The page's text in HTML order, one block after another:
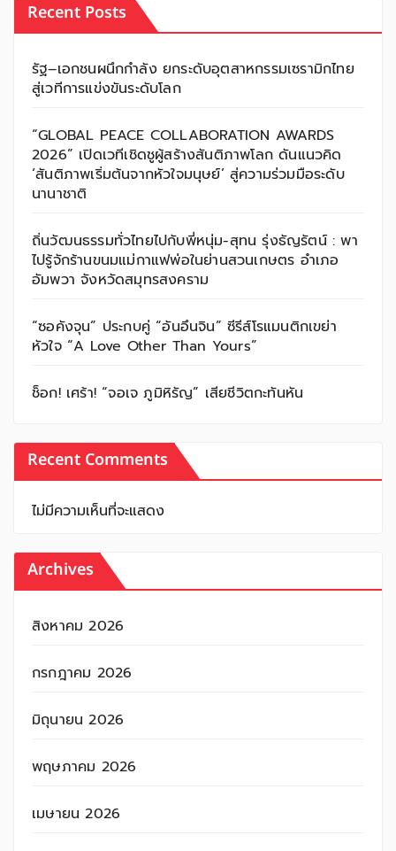
Recent Posts
รัฐ–เอกชนผนึกกำลัง ยกระดับอุตสาหกรรมเซรามิกไทย
สู่เวทีการแข่งขันระดับโลก
“GLOBAL PEACE COLLABORATION AWARDS
2026” เปิดเวทีเชิดชูผู้สร้างสันติภาพโลก ดันแนวคิด
‘สันติภาพเริ่มต้นจากหัวใจมนุษย์’ สู่ความร่วมมือระดับ
นานาชาติ
ถิ่นวัฒนธรรมทั่วไทยไปกับพี่หนุ่ม-สุทน รุ่งธัญรัตน์ : พา
ไปรู้จักร้านขนมแม่กาแฟพ่อในย่านสวนเกษตร อำเภอ
อัมพวา จังหวัดสมุทรสงคราม
“ซอคังจุน” ประกบคู่ “อันอึนจิน” ซีรีส์โรแมนติกเขย่า
หัวใจ “A Love Other Than Yours”
ช็อก! เศร้า! “จอเจ ภูมิหิรัญ” เสียชีวิตกะทันหัน
Recent Comments
ไม่มีความเห็นที่จะแสดง
Archives
สิงหาคม 2026
กรกฎาคม 2026
มิถุนายน 2026
พฤษภาคม 2026
เมษายน 2026